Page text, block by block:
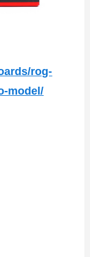
rog-
model/